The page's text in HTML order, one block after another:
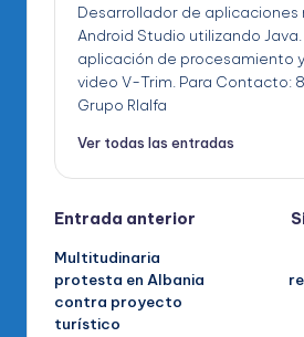
Desarrollador de aplicaciones
Android Studio utilizando
aplicación de procesamiento
video V-Trim. Para Contacto:
Grupo RIalfa
Ver todas las entradas
Navegación
de
entradas
Entrada anterior
Multitudinaria
protesta en Albania
contra proyecto
turístico